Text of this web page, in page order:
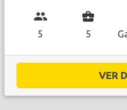
group
5
business_center
5
VER